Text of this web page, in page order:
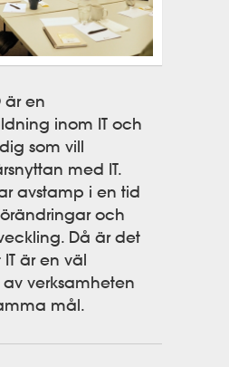
är en
inom IT och
som vill
med IT.
avstamp i en tid
och
Då är det
är en väl
verksamheten
mål.